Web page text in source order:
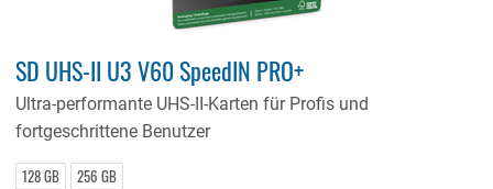
SD UHS-II U3 V60 SpeedIN PRO+
Ultra-performante UHS-II-Karten für Profis und
fortgeschrittene Benutzer
128 GB 256 GB